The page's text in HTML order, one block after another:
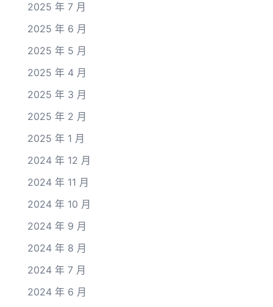
2025 年 7 月
2025 年 6 月
2025 年 5 月
2025 年 4 月
2025 年 3 月
2025 年 2 月
2025 年 1 月
2024 年 12 月
2024 年 11 月
2024 年 10 月
2024 年 9 月
2024 年 8 月
2024 年 7 月
2024 年 6 月